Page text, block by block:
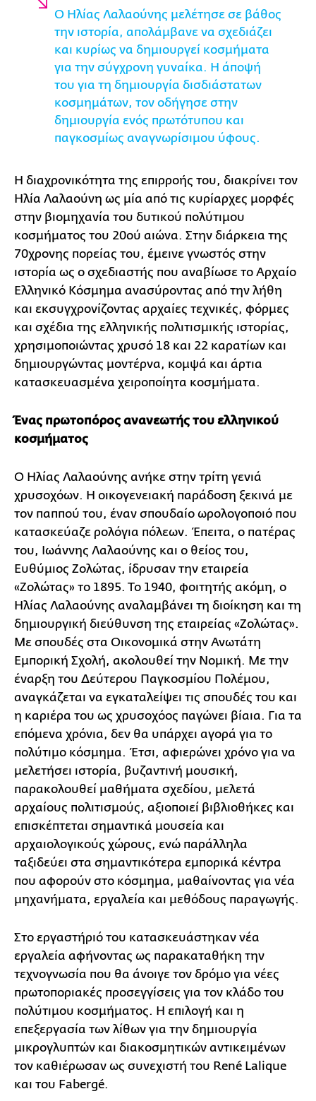
Ο Ηλίας Λαλαούνης μελέτησε σε βάθος
την ιστορία, απολάμβανε να σχεδιάζει
και κυρίως να δημιουργεί κοσμήματα
για την σύγχρονη γυναίκα. Η άποψή
του για τη δημιουργία δισδιάστατων
κοσμημάτων, τον οδήγησε στην
δημιουργία ενός πρωτότυπου και
παγκοσμίως αναγνωρίσιμου ύφους.
Η διαχρονικότητα της επιρροής του, διακρίνει τον
Ηλία Λαλαούνη ως μία από τις κυρίαρχες μορφές
στην βιομηχανία του δυτικού πολύτιμου
κοσμήματος του 20ού αιώνα. Στην διάρκεια της
70χρονης πορείας του, έμεινε γνωστός στην
ιστορία ως ο σχεδιαστής που αναβίωσε το Αρχαίο
Ελληνικό Κόσμημα ανασύροντας από την λήθη
και εκσυγχρονίζοντας αρχαίες τεχνικές, φόρμες
και σχέδια της ελληνικής πολιτισμικής ιστορίας,
χρησιμοποιώντας χρυσό 18 και 22 καρατίων και
δημιουργώντας μοντέρνα, κομψά και άρτια
κατασκευασμένα χειροποίητα κοσμήματα.
Ένας πρωτοπόρος ανανεωτής του ελληνικού
κοσμήματος
Ο Ηλίας Λαλαούνης ανήκε στην τρίτη γενιά
χρυσοχόων. Η οικογενειακή παράδοση ξεκινά με
τον παππού του, έναν σπουδαίο ωρολογοποιό που
κατασκεύαζε ρολόγια πόλεων. Έπειτα, ο πατέρας
του, Ιωάννης Λαλαούνης και ο θείος του,
Ευθύμιος Ζολώτας, ίδρυσαν την εταιρεία
«Ζολώτας» το 1895. Το 1940, φοιτητής ακόμη, ο
Ηλίας Λαλαούνης αναλαμβάνει τη διοίκηση και τη
δημιουργική διεύθυνση της εταιρείας «Ζολώτας».
Με σπουδές στα Οικονομικά στην Ανωτάτη
Εμπορική Σχολή, ακολουθεί την Νομική. Με την
έναρξη του Δεύτερου Παγκοσμίου Πολέμου,
αναγκάζεται να εγκαταλείψει τις σπουδές του και
η καριέρα του ως χρυσοχόος παγώνει βίαια. Για τα
επόμενα χρόνια, δεν θα υπάρχει αγορά για το
πολύτιμο κόσμημα. Έτσι, αφιερώνει χρόνο για να
μελετήσει ιστορία, βυζαντινή μουσική,
παρακολουθεί μαθήματα σχεδίου, μελετά
αρχαίους πολιτισμούς, αξιοποιεί βιβλιοθήκες και
επισκέπτεται σημαντικά μουσεία και
αρχαιολογικούς χώρους, ενώ παράλληλα
ταξιδεύει στα σημαντικότερα εμπορικά κέντρα
που αφορούν στο κόσμημα, μαθαίνοντας για νέα
μηχανήματα, εργαλεία και μεθόδους παραγωγής.
Στο εργαστήριό του κατασκευάστηκαν νέα
εργαλεία αφήνοντας ως παρακαταθήκη την
τεχνογνωσία που θα άνοιγε τον δρόμο για νέες
πρωτοποριακές προσεγγίσεις για τον κλάδο του
πολύτιμου κοσμήματος. Η επιλογή και η
επεξεργασία των λίθων για την δημιουργία
μικρογλυπτών και διακοσμητικών αντικειμένων
τον καθιέρωσαν ως συνεχιστή του René Lalique
και του Fabergé.